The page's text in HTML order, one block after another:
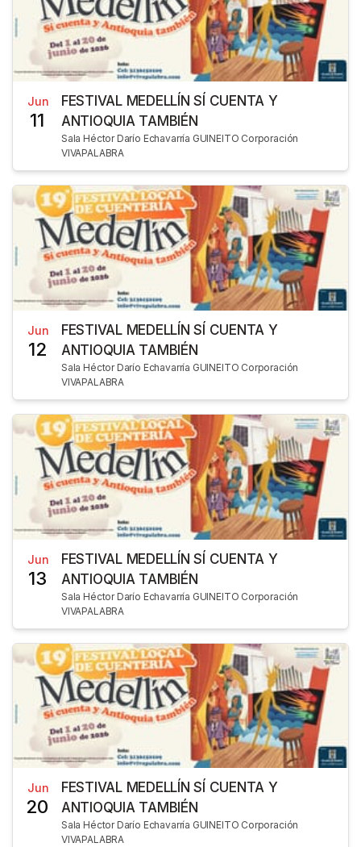
Jun
11
FESTIVAL MEDELLÍN SÍ CUENTA Y
ANTIOQUIA TAMBIÉN
Sala Héctor Darío Echavarría GUINEITO Corporación
VIVAPALABRA
Jun
12
FESTIVAL MEDELLÍN SÍ CUENTA Y
ANTIOQUIA TAMBIÉN
Sala Héctor Darío Echavarría GUINEITO Corporación
VIVAPALABRA
Jun
13
FESTIVAL MEDELLÍN SÍ CUENTA Y
ANTIOQUIA TAMBIÉN
Sala Héctor Darío Echavarría GUINEITO Corporación
VIVAPALABRA
Jun
20
FESTIVAL MEDELLÍN SÍ CUENTA Y
ANTIOQUIA TAMBIÉN
Sala Héctor Darío Echavarría GUINEITO Corporación
VIVAPALABRA